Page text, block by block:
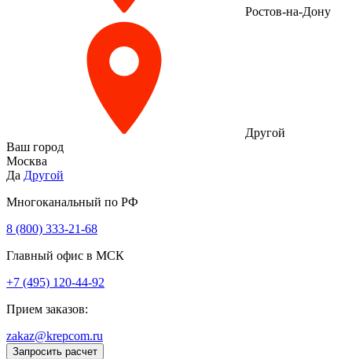
Ростов-на-Дону
Другой
Ваш город
Москва
Да Другой
Многоканальный по РФ
8 (800) 333‑21-68
Главный офис в МСК
+7 (495) 120-44-92
Прием заказов:
zakaz@krepcom.ru
Запросить расчет